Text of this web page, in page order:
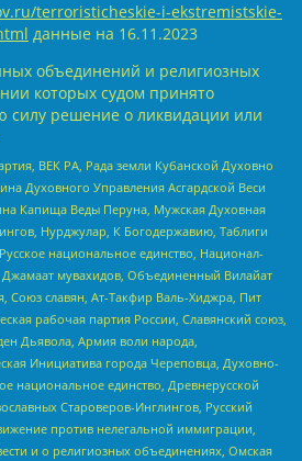
terroristicheskie-i-ekstremistskie-
данные на 16.11.2023
объединений и религиозных
которых судом принято
силу решение о ликвидации или
ВЕК РА, Рада земли Кубанской Духовно
Духовного Управления Асгардской Веси
Капища Веды Перуна, Мужская Духовная
Нурджулар, К Богодержавию, Таблиги
национальное единство, Национал-
Джамаат мувахидов, Объединенный Вилайат
Союз славян, Ат-Такфир Валь-Хиджра, Пит
рабочая партия России, Славянский союз,
Дьявола, Армия воли народа,
Инициатива города Череповца, Духовно-
национальное единство, Древнерусской
Староверов-Инглингов, Русский
против нелегальной иммиграции,
и о религиозных объединениях, Омская